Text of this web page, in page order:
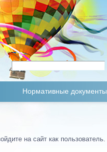
Нормативные документы
на сайт как пользователь.